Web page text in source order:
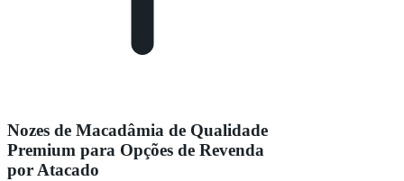
Nozes de Macadâmia de Qualidade
Premium para Opções de Revenda
por Atacado